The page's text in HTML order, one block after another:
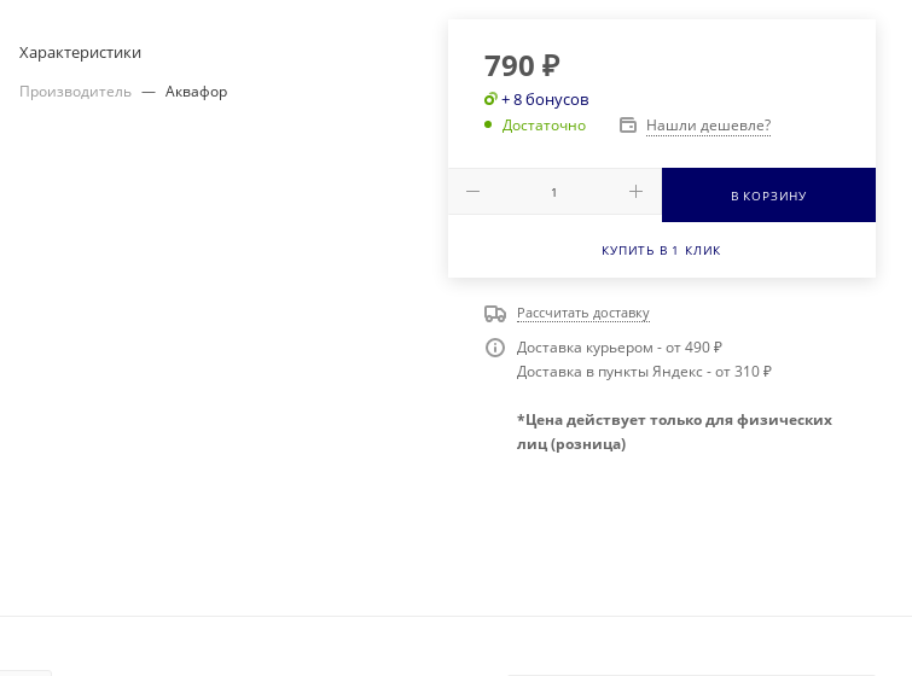
Характеристики
Производитель — Аквафор
790 ₽
+ 8 бонусов
Достаточно Нашли дешевле?
В КОРЗИНУ
КУПИТЬ В 1 КЛИК
Рассчитать доставку
Доставка курьером - от 490 ₽
Доставка в пункты Яндекс - от 310 ₽
*Цена действует только для физических
лиц (розница)